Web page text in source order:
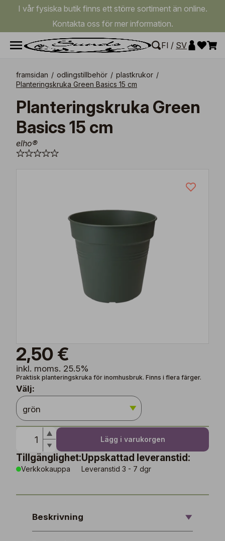
I vår fysiska butik finns ett större sortiment än online.
Kontakta oss för mer information.
FI / SV
framsidan / odlingstillbehör / plastkrukor /
Planteringskruka Green Basics 15 cm
Planteringskruka Green
Basics 15 cm
elho®
2,50 €
inkl. moms. 25.5%
Praktisk planteringskruka för inomhusbruk. Finns i flera färger.
Välj:
Lägg i varukorgen
Tillgänglighet:
Verkkokauppa
Uppskattad leveranstid:
Leveranstid 3 - 7 dgr
Beskrivning